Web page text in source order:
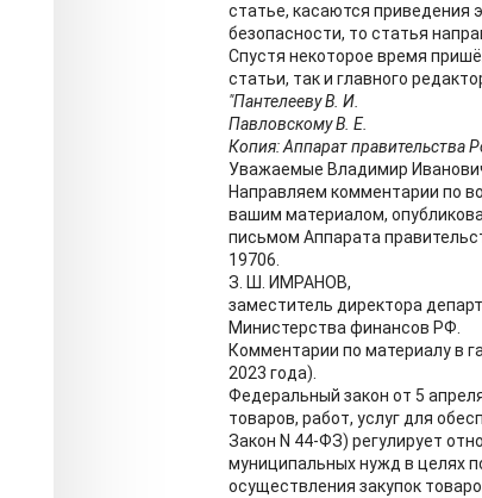
статье, касаются приведения
безопасности, то статья
Спустя некоторое время
статьи, так и главного
"Пантелееву В. И.
Павловскому В. Е.
Копия: Аппарат правительства
Уважаемые Владимир
Направляем комментарии по
вашим материалом,
письмом Аппарата
19706.
З. Ш. ИМРАНОВ,
заместитель директора
Министерства финансов РФ.
Комментарии по материалу в
2023 года).
Федеральный закон от 5
товаров, работ, услуг для
Закон N 44-ФЗ) регулирует
муниципальных нужд в целях
осуществления закупок